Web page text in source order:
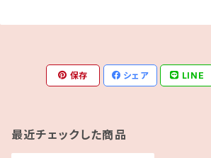
保存 シェア LINE
最近チェックした商品